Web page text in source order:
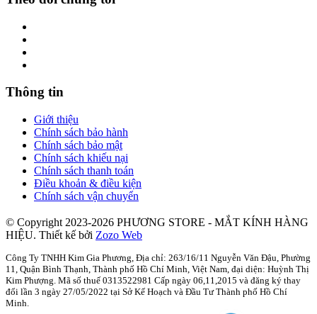
Thông tin
Giới thiệu
Chính sách bảo hành
Chính sách bảo mật
Chính sách khiếu nại
Chính sách thanh toán
Điều khoản & điều kiện
Chính sách vận chuyển
© Copyright 2023-2026 PHƯƠNG STORE - MẮT KÍNH HÀNG
HIỆU. Thiết kế bởi Zozo Web
Công Ty TNHH Kim Gia Phương, Địa chỉ: 263/16/11 Nguyễn Văn Đậu, Phường
11, Quận Bình Thạnh, Thành phố Hồ Chí Minh, Việt Nam, đại diện: Huỳnh Thị
Kim Phượng. Mã số thuế 0313522981 Cấp ngày 06,11,2015 và đăng ký thay
đổi lần 3 ngày 27/05/2022 tại Sở Kế Hoạch và Đầu Tư Thành phố Hồ Chí
Minh.